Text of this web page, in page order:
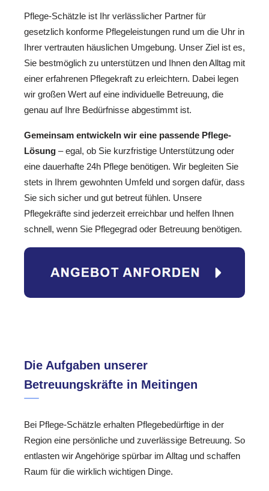
Pflege-Schätzle ist Ihr verlässlicher Partner für
gesetzlich konforme Pflegeleistungen rund um die Uhr in
Ihrer vertrauten häuslichen Umgebung. Unser Ziel ist es,
Sie bestmöglich zu unterstützen und Ihnen den Alltag mit
einer erfahrenen Pflegekraft zu erleichtern. Dabei legen
wir großen Wert auf eine individuelle Betreuung, die
genau auf Ihre Bedürfnisse abgestimmt ist.
Gemeinsam entwickeln wir eine passende Pflege-
Lösung – egal, ob Sie kurzfristige Unterstützung oder
eine dauerhafte 24h Pflege benötigen. Wir begleiten Sie
stets in Ihrem gewohnten Umfeld und sorgen dafür, dass
Sie sich sicher und gut betreut fühlen. Unsere
Pflegekräfte sind jederzeit erreichbar und helfen Ihnen
schnell, wenn Sie Pflegegrad oder Betreuung benötigen.
Die Aufgaben unserer
Betreuungskräfte in Meitingen
Bei Pflege-Schätzle erhalten Pflegebedürftige in der
Region eine persönliche und zuverlässige Betreuung. So
entlasten wir Angehörige spürbar im Alltag und schaffen
Raum für die wirklich wichtigen Dinge.